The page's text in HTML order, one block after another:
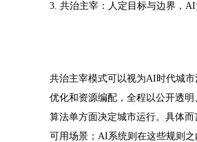
3. 共治主宰：人定目标与边界，
共治主宰模式可以视为AI时代城
优化和资源编配，全程以公开透
算法单方面决定城市运行。具体
可用场景；AI系统则在这些规则